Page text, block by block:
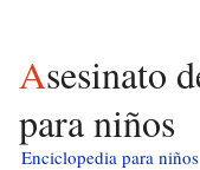
Asesinato de Carrero Blanco
para niños
Enciclopedia para niños